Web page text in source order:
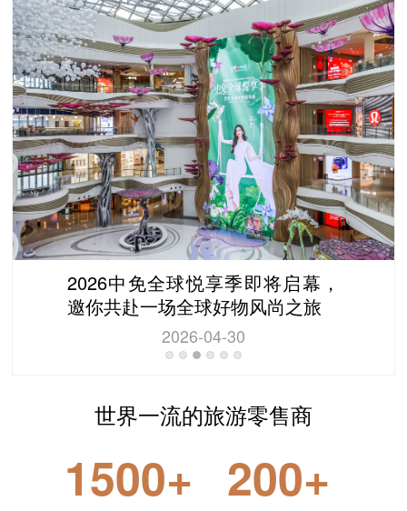
2026中免全球悦享季即将启幕，
邀你共赴一场全球好物风尚之旅
2026-04-30
世界一流的旅游零售商
1500+ 200+